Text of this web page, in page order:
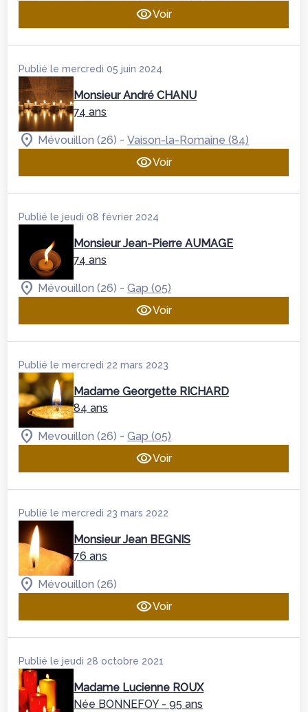
Voir
Publié le mercredi 05 juin 2024
Monsieur André CHANU
74 ans
Mévouillon (26) -Vaison-la-Romaine (84)
Voir
Publié le jeudi 08 février 2024
Monsieur Jean-Pierre AUMAGE
74 ans
Mévouillon (26) -Gap (05)
Voir
Publié le mercredi 22 mars 2023
Madame Georgette RICHARD
84 ans
Mevouillon (26) -Gap (05)
Voir
Publié le mercredi 23 mars 2022
Monsieur Jean BEGNIS
76 ans
Mévouillon (26)
Voir
Publié le jeudi 28 octobre 2021
Madame Lucienne ROUX
Née BONNEFOY - 95 ans